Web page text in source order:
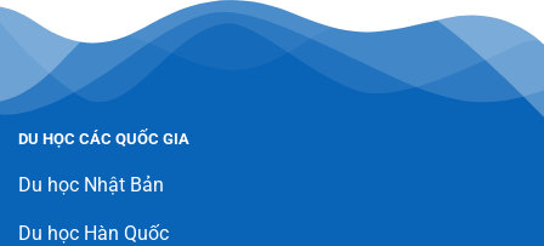
DU HỌC CÁC QUỐC GIA
Du học Nhật Bản
Du học Hàn Quốc